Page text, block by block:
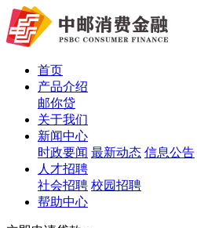
首页
产品介绍
邮你贷
关于我们
新闻中心
时政要闻 最新动态 信息公告
人才招聘
社会招聘 校园招聘
帮助中心